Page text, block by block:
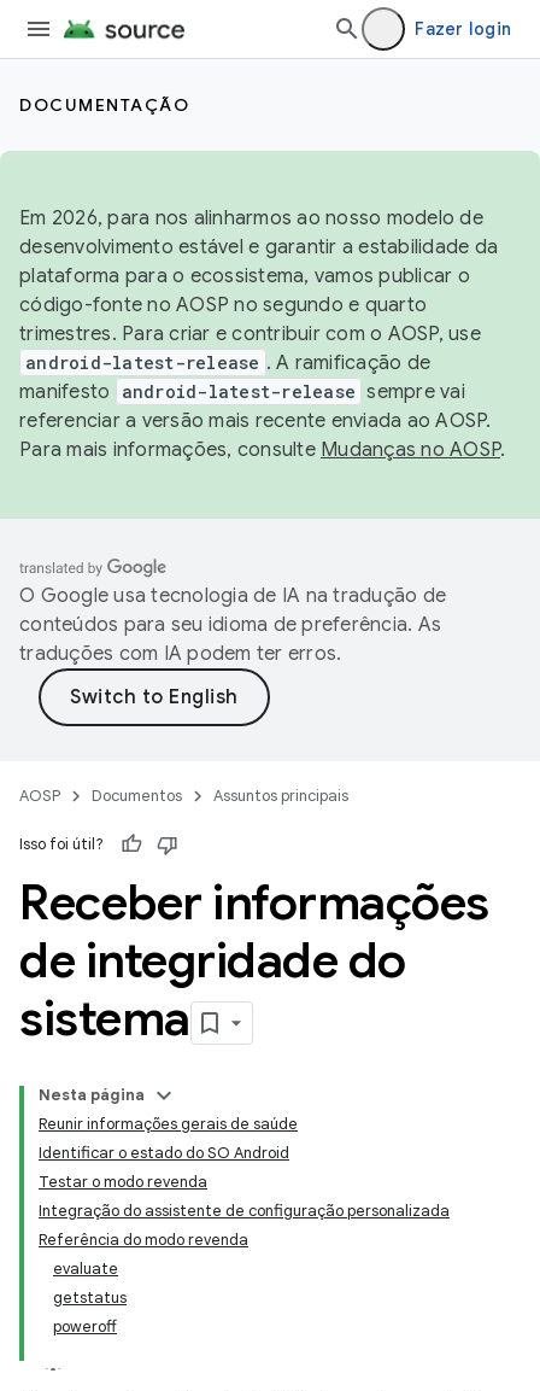
Fazer login
DOCUMENTAÇÃO
Em 2026, para nos alinharmos ao nosso modelo de
desenvolvimento estável e garantir a estabilidade da
plataforma para o ecossistema, vamos publicar o
código-fonte no AOSP no segundo e quarto
trimestres. Para criar e contribuir com o AOSP, use
android-latest-release . A ramificação de
manifesto
android-latest-release sempre vai
referenciar a versão mais recente enviada ao AOSP.
Para mais informações, consulte Mudanças no AOSP.
O Google usa tecnologia de IA na tradução de
conteúdos para seu idioma de preferência. As
traduções com IA podem ter erros.
AOSP Documentos Assuntos principais
Isso foi útil?
Receber informações
de integridade do
sistema
Nesta página
Reunir informações gerais de saúde
Identificar o estado do SO Android
Testar o modo revenda
Integração do assistente de configuração personalizada
Referência do modo revenda
evaluate
getstatus
poweroff